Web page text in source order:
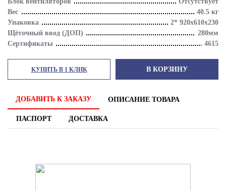
Вес
40.5 кг
Упаковка
2* 920х610х230
Щёточный ввод (ДОП)
280мм
Сертификаты
4615
КУПИТЬ В 1 КЛИК В КОРЗИНУ
ДОБАВИТЬ К ЗАКАЗУ ОПИСАНИЕ ТОВАРА
ПАСПОРТ ДОСТАВКА